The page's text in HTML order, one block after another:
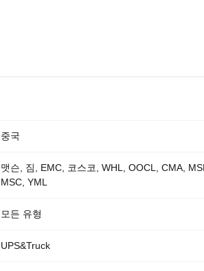
중국
맷슨, 짐, EMC, 코스코, WHL, OOCL, CMA,
MSC, YML
모든 유형
UPS&Truck